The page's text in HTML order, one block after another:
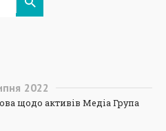
2022
щодо активів Медіа Група